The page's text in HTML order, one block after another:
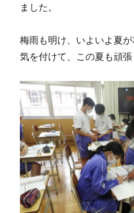
ました。
梅雨も明け、いよいよ夏
気を付けて、この夏も頑張